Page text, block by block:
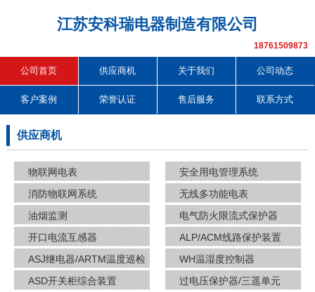
江苏安科瑞电器制造有限公司
18761509873
公司首页 供应商机 关于我们 公司动态
客户案例 荣誉认证 售后服务 联系方式
供应商机
物联网电表
安全用电管理系统
消防物联网系统
无线多功能电表
油烟监测
电气防火限流式保护器
开口电流互感器
ALP/ACM线路保护装置
ASJ继电器/ARTM温度巡检
WH温湿度控制器
ASD开关柜综合装置
过电压保护器/三遥单元